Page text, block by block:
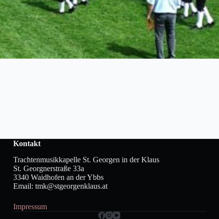
Kontakt
Trachtenmusikkapelle St. Georgen in der Klaus
St. Georgnerstraße 33a
3340 Waidhofen an der Ybbs
Email: tmk@stgeorgenklaus.at
Impressum